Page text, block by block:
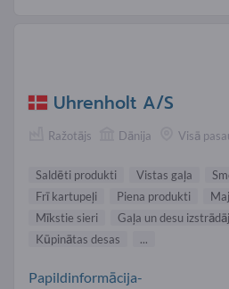
Uhrenholt A/S
Ražotājs Dānija Visā
Saldēti produkti Vistas gaļa
Frī kartupeļi
Piena produkti
Mīkstie sieri
Gaļa un desu
Kūpinātas desas
...
Papildinformācija-